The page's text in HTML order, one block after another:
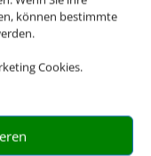
können bestimmte
Cookies.
und
und aller
selbst
das